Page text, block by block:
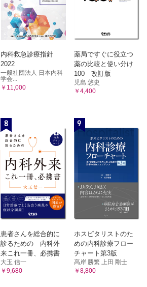
内科救急診療指針
2022
一般社団法人 日本内科
学会...
￥11,000
薬局ですぐに役立つ
薬の比較と使い分け
100 改訂版
児島 悠史
￥4,400
8
患者さんを総合的に
診るための 内科外
来これ一冊、必携書
大玉 信一
￥9,680
9
ホスピタリストのた
めの内科診療フロー
チャート第3版
髙岸 勝繁 上田 剛士
￥8,800